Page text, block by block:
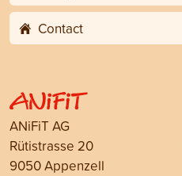
Contact
ANiFiT AG
Rütistrasse 20
9050 Appenzell